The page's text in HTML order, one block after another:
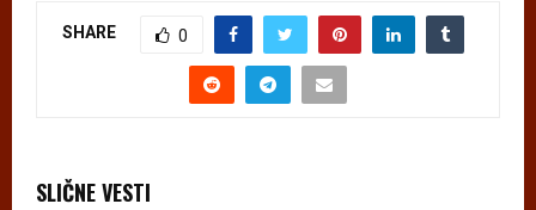
SHARE 0
SLIČNE VESTI